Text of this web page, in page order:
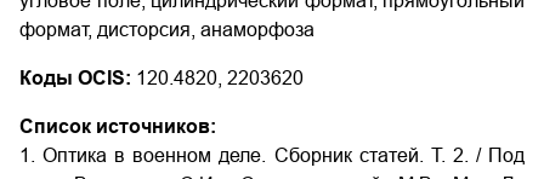
формат, дисторсия, анаморфоза
Коды OCIS: 120.4820, 2203620
Список источников:
1. Оптика в военном деле. Сборник статей. Т. 2. / Под